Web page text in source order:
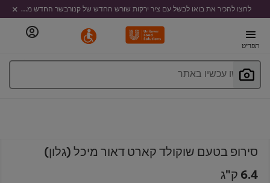
לחצו להכיר את בואו לבשל עם ציר ירקות שורש החדש של קנורבשר החדש מבית קנור
תפריט
חפשו עכשיו באתר
סירופ בטעם שוקולד קארט דאור מיכל (גלון)
6.4 ק"ג